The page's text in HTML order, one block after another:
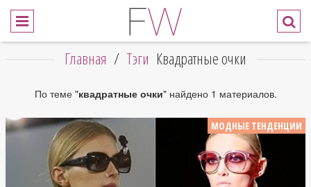
Главная / Тэги Квадратные очки
По теме "квадратные очки" найдено 1 материалов.
МОДНЫЕ ТЕНДЕНЦИИ